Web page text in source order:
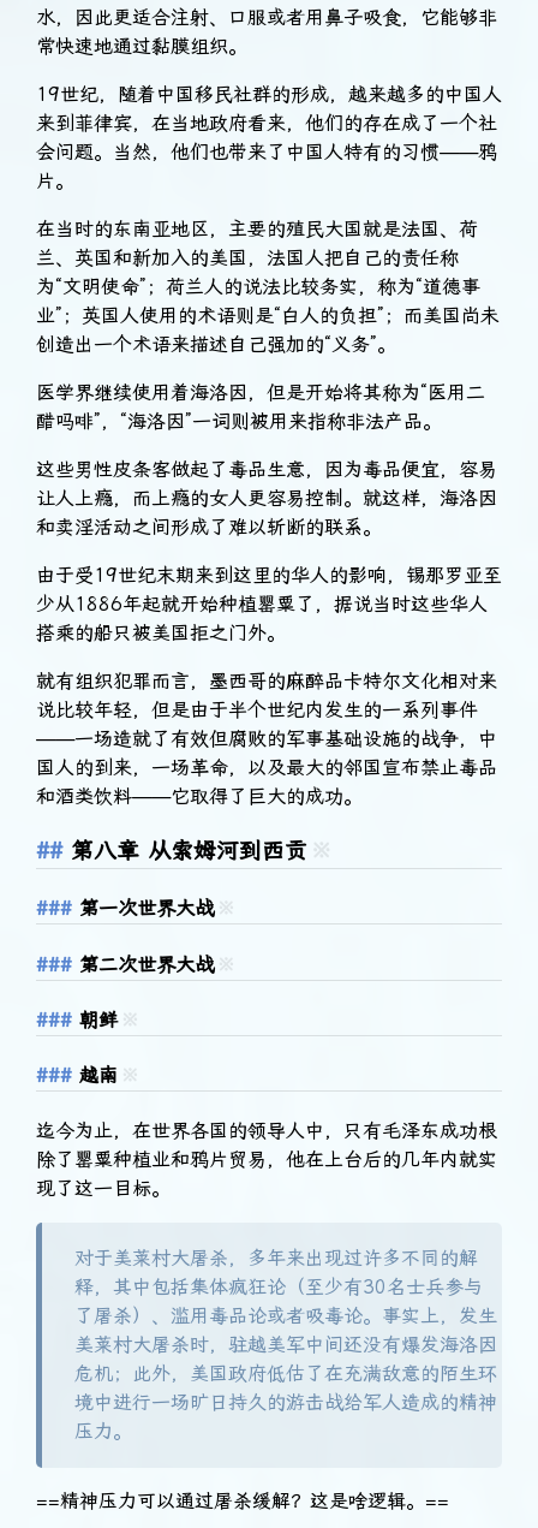
水，因此更适合注射、口服或者用鼻子吸食，它能够非
常快速地通过黏膜组织。
19世纪，随着中国移民社群的形成，越来越多的中国人
来到菲律宾，在当地政府看来，他们的存在成了一个社
会问题。当然，他们也带来了中国人特有的习惯——鸦
片。
在当时的东南亚地区，主要的殖民大国就是法国、荷
兰、英国和新加入的美国，法国人把自己的责任称
为“文明使命”；荷兰人的说法比较务实，称为“道德事
业”；英国人使用的术语则是“白人的负担”；而美国尚未
创造出一个术语来描述自己强加的“义务”。
医学界继续使用着海洛因，但是开始将其称为“医用二
醋吗啡”，“海洛因”一词则被用来指称非法产品。
这些男性皮条客做起了毒品生意，因为毒品便宜，容易
让人上瘾，而上瘾的女人更容易控制。就这样，海洛因
和卖淫活动之间形成了难以斩断的联系。
由于受19世纪末期来到这里的华人的影响，锡那罗亚至
少从1886年起就开始种植罂粟了，据说当时这些华人
搭乘的船只被美国拒之门外。
就有组织犯罪而言，墨西哥的麻醉品卡特尔文化相对来
说比较年轻，但是由于半个世纪内发生的一系列事件
——一场造就了有效但腐败的军事基础设施的战争，中
国人的到来，一场革命，以及最大的邻国宣布禁止毒品
和酒类饮料——它取得了巨大的成功。
第八章 从索姆河到西贡
第一次世界大战
第二次世界大战
朝鲜
越南
迄今为止，在世界各国的领导人中，只有毛泽东成功根
除了罂粟种植业和鸦片贸易，他在上台后的几年内就实
现了这一目标。
对于美莱村大屠杀，多年来出现过许多不同的解
释，其中包括集体疯狂论（至少有30名士兵参与
了屠杀）、滥用毒品论或者吸毒论。事实上，发生
美莱村大屠杀时，驻越美军中间还没有爆发海洛因
危机；此外，美国政府低估了在充满敌意的陌生环
境中进行一场旷日持久的游击战给军人造成的精神
压力。
==精神压力可以通过屠杀缓解？这是啥逻辑。==